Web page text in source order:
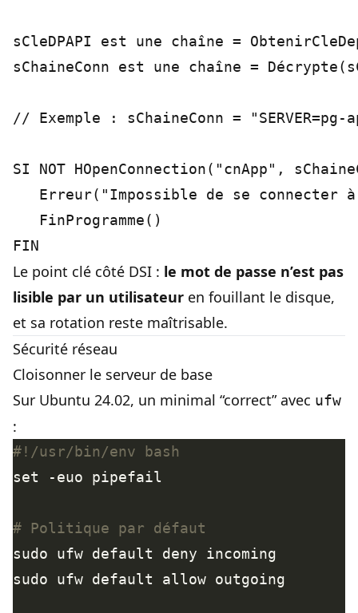
sCleDPAPI est une chaîne =
sChaineConn est une chaîne =
// Exemple : sChaineConn = "SERVER=pg-
SI NOT HOpenConnection("cnApp",
Erreur("Impossible de se connecter
   FinProgramme()
Le point clé côté DSI : le mot de passe n’est pas
lisible par un utilisateur en fouillant le disque,
et sa rotation reste maîtrisable.
Sécurité réseau
Cloisonner le serveur de base
Sur Ubuntu 24.02, un minimal “correct” avec ufw
:
# Politique par défaut